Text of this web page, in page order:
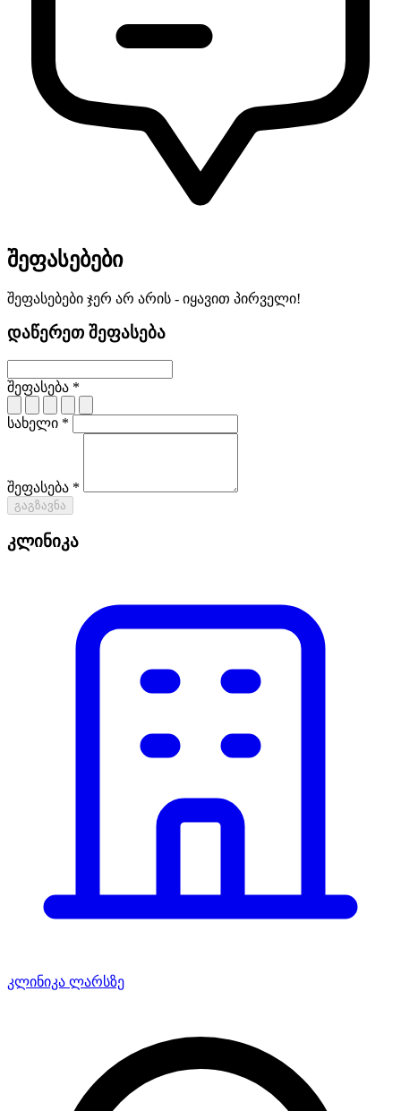
შეფასებები
შეფასებები ჯერ არ არის - იყავით პირველი!
დაწერეთ შეფასება
შეფასება *
სახელი *
შეფასება *
გაგზავნა
კლინიკა
კლინიკა ლარსზე